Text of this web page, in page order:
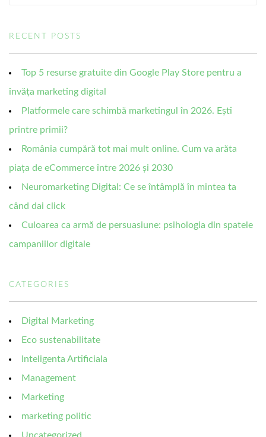
RECENT POSTS
Top 5 resurse gratuite din Google Play Store pentru a
învăța marketing digital
Platformele care schimbă marketingul în 2026. Ești
printre primii?
România cumpără tot mai mult online. Cum va arăta
piața de eCommerce între 2026 și 2030
Neuromarketing Digital: Ce se întâmplă în mintea ta
când dai click
Culoarea ca armă de persuasiune: psihologia din spatele
campaniilor digitale
CATEGORIES
Digital Marketing
Eco sustenabilitate
Inteligenta Artificiala
Management
Marketing
marketing politic